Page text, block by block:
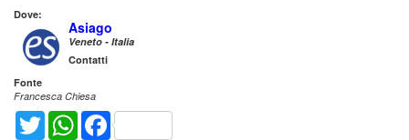
Dove:
Asiago
Veneto - Italia
Contatti
Fonte
Francesca Chiesa
Twitter WhatsAppFacebook